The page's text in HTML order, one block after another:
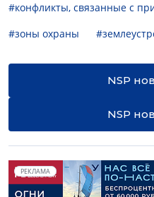
#конфликты, связанные с
#зоны охраны
NSP
NSP
РЕКЛАМА